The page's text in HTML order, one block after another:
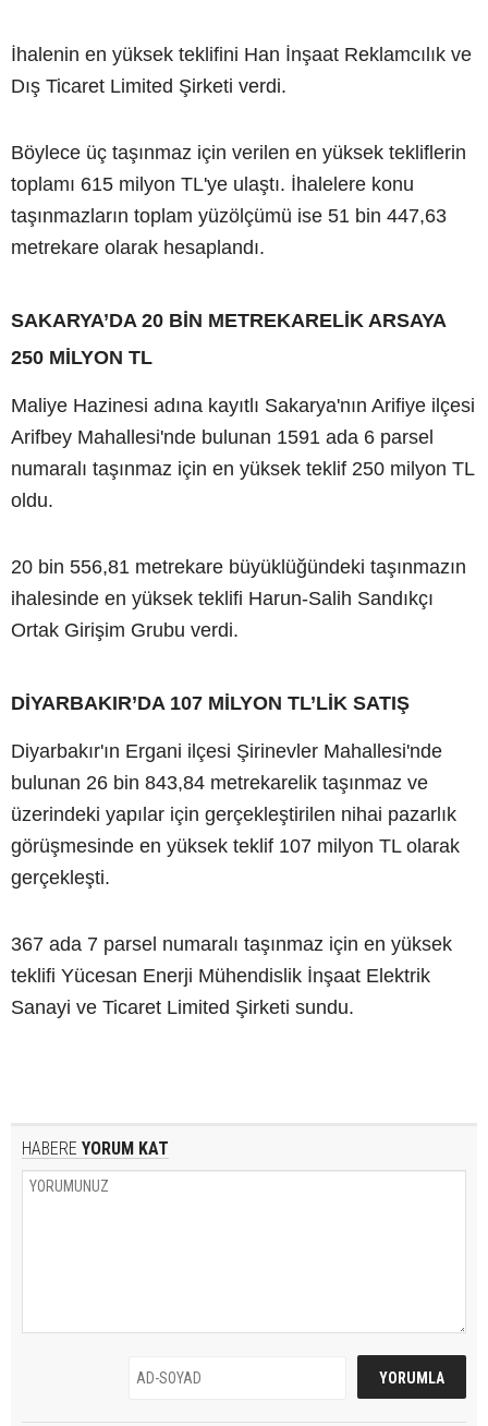
İhalenin en yüksek teklifini Han İnşaat Reklamcılık ve
Dış Ticaret Limited Şirketi verdi.
Böylece üç taşınmaz için verilen en yüksek tekliflerin
toplamı 615 milyon TL'ye ulaştı. İhalelere konu
taşınmazların toplam yüzölçümü ise 51 bin 447,63
metrekare olarak hesaplandı.
SAKARYA’DA 20 BİN METREKARELİK ARSAYA
250 MİLYON TL
Maliye Hazinesi adına kayıtlı Sakarya'nın Arifiye ilçesi
Arifbey Mahallesi'nde bulunan 1591 ada 6 parsel
numaralı taşınmaz için en yüksek teklif 250 milyon TL
oldu.
20 bin 556,81 metrekare büyüklüğündeki taşınmazın
ihalesinde en yüksek teklifi Harun-Salih Sandıkçı
Ortak Girişim Grubu verdi.
DİYARBAKIR’DA 107 MİLYON TL’LİK SATIŞ
Diyarbakır'ın Ergani ilçesi Şirinevler Mahallesi'nde
bulunan 26 bin 843,84 metrekarelik taşınmaz ve
üzerindeki yapılar için gerçekleştirilen nihai pazarlık
görüşmesinde en yüksek teklif 107 milyon TL olarak
gerçekleşti.
367 ada 7 parsel numaralı taşınmaz için en yüksek
teklifi Yücesan Enerji Mühendislik İnşaat Elektrik
Sanayi ve Ticaret Limited Şirketi sundu.
HABERE YORUM KAT